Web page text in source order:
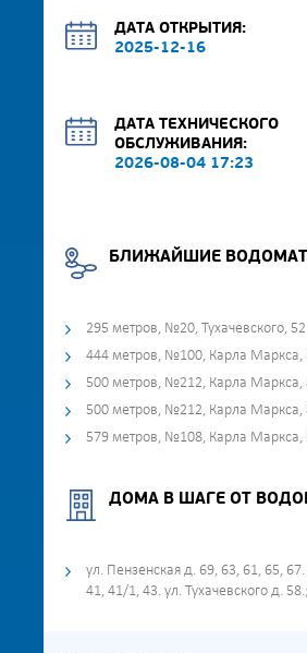
ДАТА ОТКРЫТИЯ:
2025-12-16
ДАТА ТЕХНИЧЕСКОГО
ОБСЛУЖИВАНИЯ:
2026-08-04 17:23
БЛИЖАЙШИЕ
295 метров, №20, Тухачевского, 52
444 метров, №100, Карла Маркса,
500 метров, №212, Карла Маркса,
500 метров, №212, Карла Маркса,
579 метров, №108, Карла Маркса,
ДОМА В ШАГЕ ОТ
ул. Пензенская д. 69, 63, 61, 65,
41, 41/1, 43. ул. Тухачевского д. 58.;